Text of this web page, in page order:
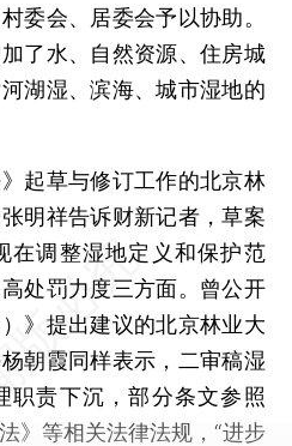
委会、居委会予以协助。
了水、自然资源、住房城
湖湿、滨海、城市湿地的
草与修订工作的北京林
明祥告诉财新记者，草案
在调整湿地定义和保护范
处罚力度三方面。曾公开
》提出建议的北京林业大
朝霞同样表示，二审稿湿
职责下沉，部分条文参照
》等相关法律法规，“进步